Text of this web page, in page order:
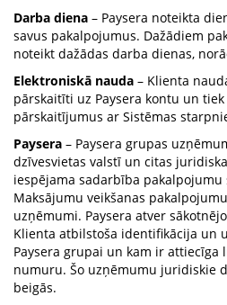
Darba diena – Paysera noteikta
savus pakalpojumus. Dažādiem
noteikt dažādas darba dienas,
Elektroniskā nauda – Klienta
pārskaitīti uz Paysera kontu un
pārskaitījumus ar Sistēmas
Paysera – Paysera grupas
dzīvesvietas valstī un citas
iespējama sadarbība pakalpojumu
Maksājumu veikšanas
uzņēmumi. Paysera atver
Klienta atbilstoša identifikācija un
Paysera grupai un kam ir attiecīga
numuru. Šo uzņēmumu juridiskie
beigās.